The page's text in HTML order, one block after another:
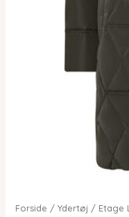
Forside / Ydertøj / Etage